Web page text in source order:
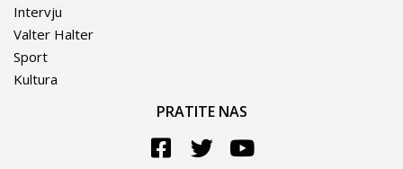
Intervju
Valter Halter
Sport
Kultura
PRATITE NAS